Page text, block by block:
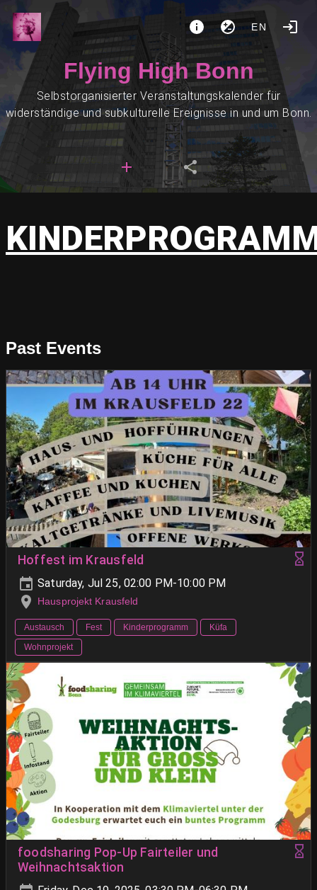
EN
Flying High Bonn
Selbstorganisierter Veranstaltungskalender für
widerständige und subkulturelle Ereignisse in und um Bonn.
Past Events
Hoffest im Krausfeld
Saturday, Jul 25, 02:00 PM-10:00 PM
Hausprojekt Krausfeld
Austausch Fest Kinderprogramm
Küfa
Wohnprojekt
foodsharing Pop-Up Fairteiler und
Weihnachtsaktion